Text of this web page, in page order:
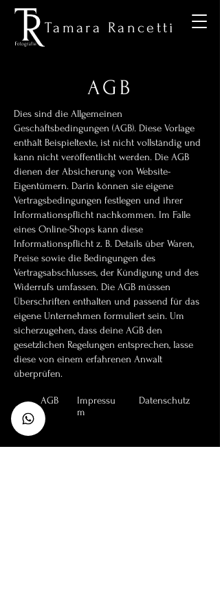
Tamara Rancetti
AGB
Dies sind die Allgemeinen
Geschäftsbedingungen (AGB). Diese Vorlage
enthält Beispieltexte, ist nicht vollständig und
kann nicht veröffentlicht werden. Die AGB
dienen der Absicherung von Website-
Eigentümern. Darin können sie eigene
Vertragsbedingungen festlegen und ihrer
Informationspflicht nachkommen. Im Falle
eines Online-Shops kann diese
Informationspflicht z. B. Details über Waren,
Preise sowie die Bedingungen des
Vertragsabschlusses, der Kündigung und des
Widerrufs umfassen. Die AGB müssen
Überschriften enthalten und passend für das
eigene Unternehmen formuliert sein. Um
sicherzugehen, dass deine AGB den
gesetzlichen Regelungen entsprechen, lasse
diese von einem erfahrenen Anwalt
überprüfen.
AGB
Impressu
m
Datenschutz